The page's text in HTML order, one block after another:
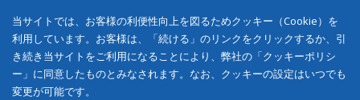
当サイトでは、お客様の利便性向上を図るためクッキー（Cookie）を
利用しています。お客様は、「続ける」のリンクをクリックするか、引
き続き当サイトをご利用になることにより、弊社の「クッキーポリシ
ー」に同意したものとみなされます。なお、クッキーの設定はいつでも
変更が可能です。